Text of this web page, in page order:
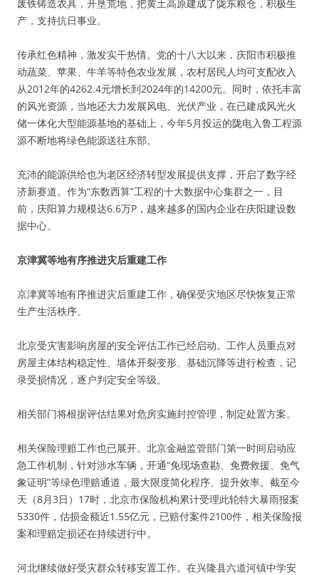
废铁铸造农具，开垦荒地，把黄土高原建成了陇东粮仓，积极生
产，支持抗日事业。
传承红色精神，激发实干热情。党的十八大以来，庆阳市积极推
动蔬菜、苹果、牛羊等特色农业发展，农村居民人均可支配收入
从2012年的4262.4元增长到2024年的14200元。同时，依托丰富
的风光资源，当地还大力发展风电、光伏产业，在已建成风光火
储一体化大型能源基地的基础上，今年5月投运的陇电入鲁工程源
源不断地将绿色能源送往东部。
充沛的能源供给也为老区经济转型发展提供支撑，开启了数字经
济新赛道。作为“东数西算”工程的十大数据中心集群之一，目
前，庆阳算力规模达6.6万P，越来越多的国内企业在庆阳建设数
据中心。
京津冀等地有序推进灾后重建工作
京津冀等地有序推进灾后重建工作，确保受灾地区尽快恢复正常
生产生活秩序。
北京受灾害影响房屋的安全评估工作已经启动。工作人员重点对
房屋主体结构稳定性、墙体开裂变形、基础沉降等进行检查，记
录受损情况，逐户判定安全等级。
相关部门将根据评估结果对危房实施封控管理，制定处置方案。
相关保险理赔工作也已展开。北京金融监管部门第一时间启动应
急工作机制，针对涉水车辆，开通“免现场查勘、免费救援、免气
象证明”等绿色理赔通道，最大限度简化程序、提升效率。截至今
天（8月3日）17时，北京市保险机构累计受理此轮特大暴雨报案
5330件，估损金额近1.55亿元，已赔付案件2100件，相关保险报
案和理赔定损还在持续进行中。
河北继续做好受灾群众转移安置工作。在兴隆县六道河镇中学安